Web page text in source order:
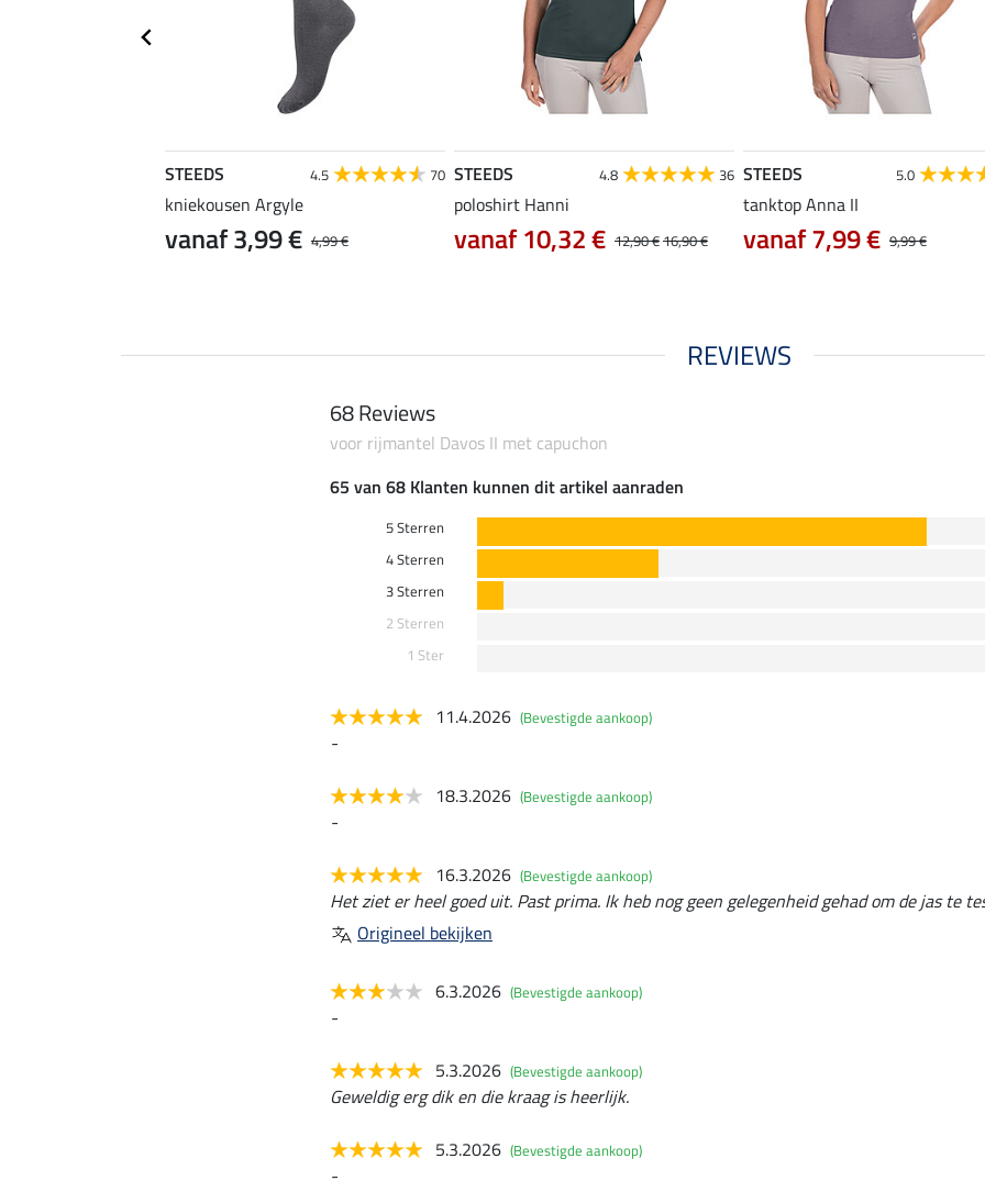
STEEDS 4.5 70
kniekousen Argyle
4,99 €
vanaf 3,99 €
STEEDS 4.8 36
poloshirt Hanni
12,90 €16,90 €
vanaf 10,32 €
STEEDS 5.0
tanktop Anna II
9,99 €
vanaf 7,99 €
REVIEWS
68 Reviews
voor rijmantel Davos II met capuchon
65 van 68 Klanten kunnen dit artikel aanraden
5 Sterren
4 Sterren
3 Sterren
2 Sterren
1 Ster
11.4.2026 (Bevestigde aankoop)
-
18.3.2026 (Bevestigde aankoop)
-
16.3.2026 (Bevestigde aankoop)
Het ziet er heel goed uit. Past prima. Ik heb nog geen gelegenheid gehad om de jas te
Origineel bekijken
6.3.2026 (Bevestigde aankoop)
-
5.3.2026 (Bevestigde aankoop)
Geweldig erg dik en die kraag is heerlijk.
5.3.2026 (Bevestigde aankoop)
-